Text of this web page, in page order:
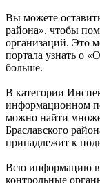
Вы можете
района», чтобы
организаций. Это
портала узнать о
больше.
В категории
информационном
можно найти
Браславского
принадлежит к
Всю информацию в
контрольные